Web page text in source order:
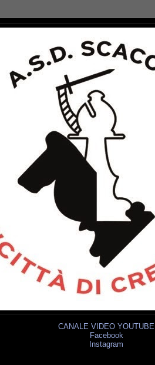
CANALE VIDEO YOUTUBE
Facebook
Instagram